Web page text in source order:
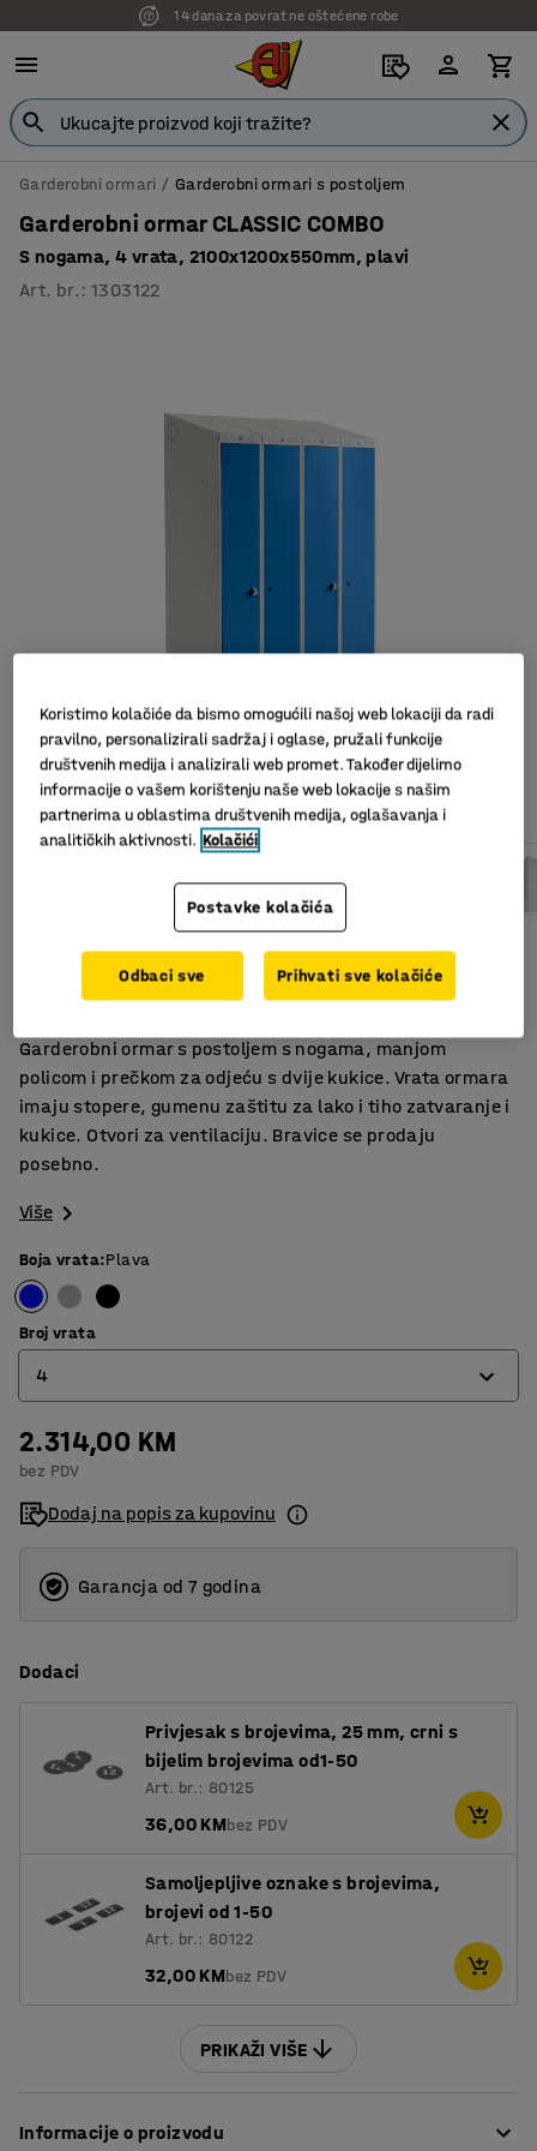
7 godina garancije
Garderobni ormari Garderobni ormari s postoljem
Garderobni ormar CLASSIC COMBO
S nogama, 4 vrata, 2100x1200x550mm, plavi
Art. br. :1303122
Slični proizvodi
Dvoja vrata s istom bravom
Praktično spremanje
Garderobni ormar s postoljem s nogama, manjom
policom i prečkom za odjeću s dvije kukice. Vrata ormara
imaju stopere, gumenu zaštitu za lako i tiho zatvaranje i
kukice. Otvori za ventilaciju. Bravice se prodaju
posebno.
Više
Boja vrata:Plava
Broj vrata
4
2
4
2.314,00 KM
bez PDV
Dodaj na popis za kupovinu
Garancja od 7 godina
Dodaci
Privjesak s brojevima, 25 mm, crni s
bijelim brojevima od1-50
Art. br.: 80125
36,00 KMbez PDV
Samoljepljive oznake s brojevima,
brojevi od 1-50
Art. br.: 80122
32,00 KMbez PDV
PRIKAŽI VIŠE
Informacije o proizvodu
Koristimo kolačiće da bismo omogućili našoj web lokaciji da radi
pravilno, personalizirali sadržaj i oglase, pružali funkcije
društvenih medija i analizirali web promet. Također dijelimo
informacije o vašem korištenju naše web lokacije s našim
partnerima u oblastima društvenih medija, oglašavanja i
analitičkih aktivnosti. Kolačići
Postavke kolačića
Odbaci sve Prihvati sve kolačiće